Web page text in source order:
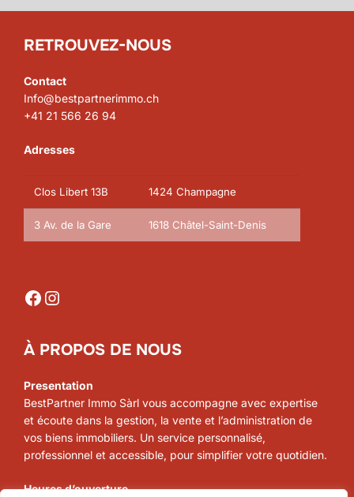
RETROUVEZ-NOUS
Contact
Info@bestpartnerimmo.ch
+41 21 566 26 94
Adresses
Clos Libert 13B 1424 Champagne
3 Av. de la Gare 1618 Châtel-Saint-Denis
Facebook
Instagram
À PROPOS DE NOUS
Presentation
BestPartner Immo Sàrl vous accompagne avec expertise
et écoute dans la gestion, la vente et l’administration de
vos biens immobiliers. Un service personnalisé,
professionnel et accessible, pour simplifier votre quotidien.
Heures d’ouverture